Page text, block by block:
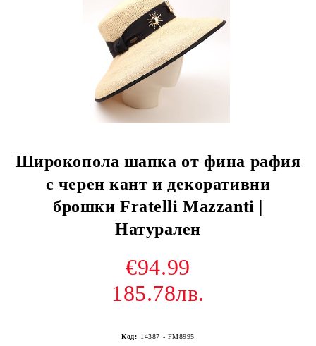
Широкопола шапка от фина рафия
с черен кант и декоративни
брошки Fratelli Mazzanti |
Натурален
€94.99
185.78лв.
Код: 14387 - FM8995